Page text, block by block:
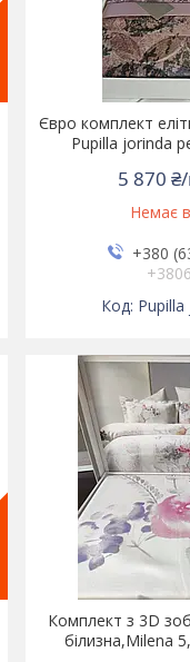
Євро комплект
Pupilla jorinda
5 870
Немає
+380
Комплект з 3D
білизна,Milena